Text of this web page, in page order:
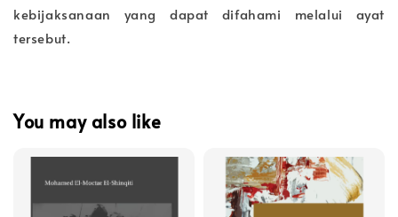
kebijaksanaan yang dapat difahami melalui ayat
tersebut.
You may also like